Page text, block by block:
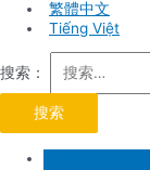
Tiếng Việt
搜索：